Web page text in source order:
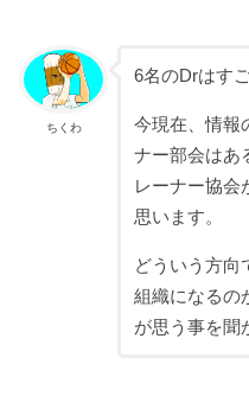
ちくわ
6名のDrはす
今現在、情報
ナー部会はあ
レーナー協会
思います。
どういう方向
組織になるの
が思う事を聞